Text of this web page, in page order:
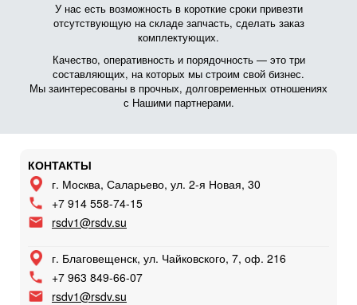
У нас есть возможность в короткие сроки привезти
отсутствующую на складе запчасть, сделать заказ
комплектующих.
Качество, оперативность и порядочность — это три
составляющих, на которых мы строим свой бизнес.
Мы заинтересованы в прочных, долговременных отношениях
с Нашими партнерами.
КОНТАКТЫ
г. Москва, Саларьево, ул. 2-я Новая, 30
+7 914 558-74-15
rsdv1@rsdv.su
г. Благовещенск, ул. Чайковского, 7, оф. 216
+7 963 849-66-07
rsdv1@rsdv.su